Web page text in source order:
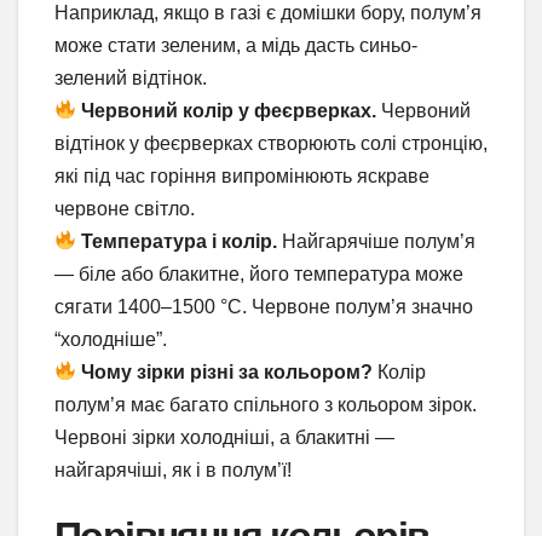
Наприклад, якщо в газі є домішки бору, полум’я
може стати зеленим, а мідь дасть синьо-
зелений відтінок.
Червоний колір у феєрверках. Червоний
відтінок у феєрверках створюють солі стронцію,
які під час горіння випромінюють яскраве
червоне світло.
Температура і колір. Найгарячіше полум’я
— біле або блакитне, його температура може
сягати 1400–1500 °C. Червоне полум’я значно
“холодніше”.
Чому зірки різні за кольором? Колір
полум’я має багато спільного з кольором зірок.
Червоні зірки холодніші, а блакитні —
найгарячіші, як і в полум’ї!